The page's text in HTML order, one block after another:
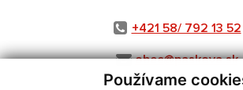
Používame
+421 58/ 792 13 52
obec@paskova.sk